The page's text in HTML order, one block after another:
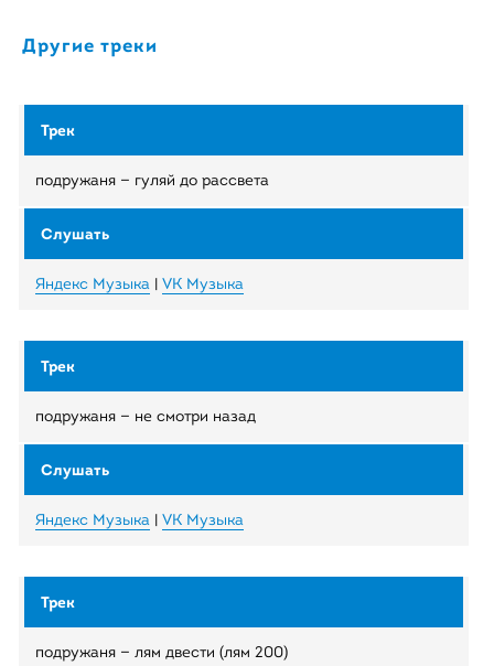
Другие треки
подружаня — гуляй до рассвета
Яндекс Музыка | VK Музыка
подружаня — не смотри назад
Яндекс Музыка | VK Музыка
подружаня — лям двести (лям 200)